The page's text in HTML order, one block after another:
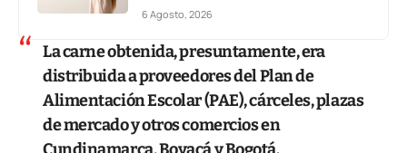
6 Agosto, 2026
La carne obtenida, presuntamente, era
distribuida a proveedores del Plan de
Alimentación Escolar (PAE), cárceles, plazas
de mercado y otros comercios en